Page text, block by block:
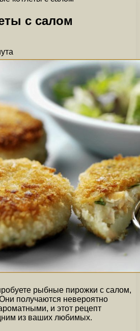
с салом
рыбные пирожки с салом,
получаются невероятно
и этот рецепт
из ваших любимых.